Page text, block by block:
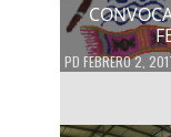
PD FEBRERO 2,